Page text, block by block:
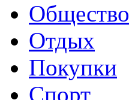
Общество
Отдых
Покупки
Спорт